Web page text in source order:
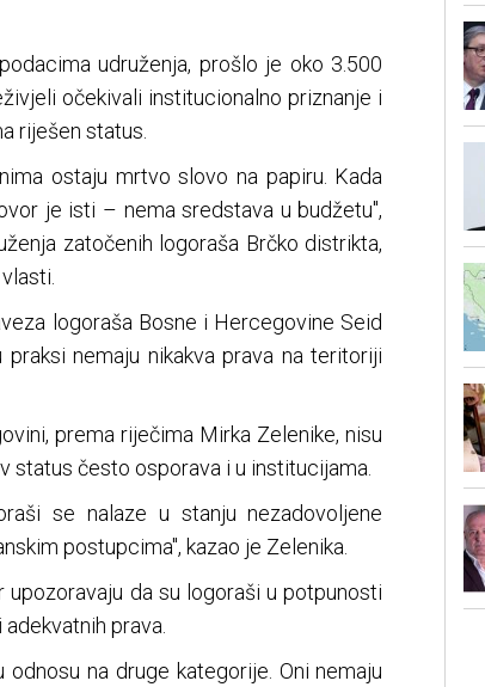
udruženja, prošlo je oko 3.500
očekivali institucionalno priznanje i
riješen status.
ostaju mrtvo slovo na papiru. Kada
je isti – nema sredstava u budžetu",
zatočenih logoraša Brčko distrikta,
logoraša Bosne i Hercegovine Seid
nemaju nikakva prava na teritoriji
prema riječima Mirka Zelenike, nisu
status često osporava i u institucijama.
se nalaze u stanju nezadovoljene
postupcima", kazao je Zelenika.
da su logoraši u potpunosti
prava.
na druge kategorije. Oni nemaju